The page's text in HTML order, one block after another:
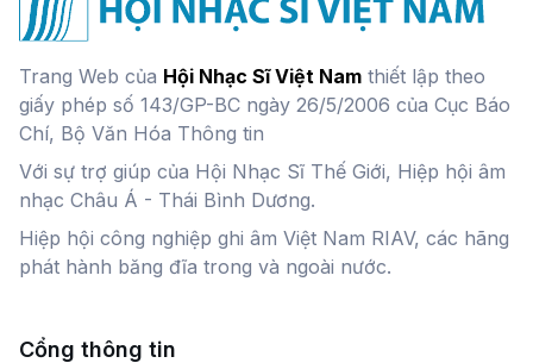
Trang Web của Hội Nhạc Sĩ Việt Nam thiết lập theo
giấy phép số 143/GP-BC ngày 26/5/2006 của Cục Báo
Chí, Bộ Văn Hóa Thông tin
Với sự trợ giúp của Hội Nhạc Sĩ Thế Giới, Hiệp hội âm
nhạc Châu Á - Thái Bình Dương.
Hiệp hội công nghiệp ghi âm Việt Nam RIAV, các hãng
phát hành băng đĩa trong và ngoài nước.
Cổng thông tin